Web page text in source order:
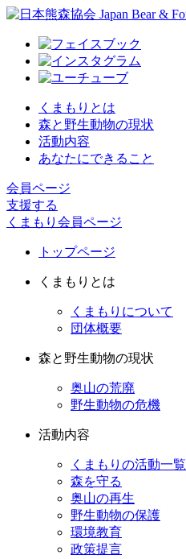
くまもりとは
森と野生動物の現状
活動内容
あなたにできること
会員ページ
支援する
くまもり会員ページ
トップページ
くまもりとは
くまもりについて
団体概要
森と野生動物の現状
奥山の荒廃
野生動物の危機
活動内容
くまもりの活動一覧
森を守る
奥山の再生
野生動物の保護
環境教育
政策提言